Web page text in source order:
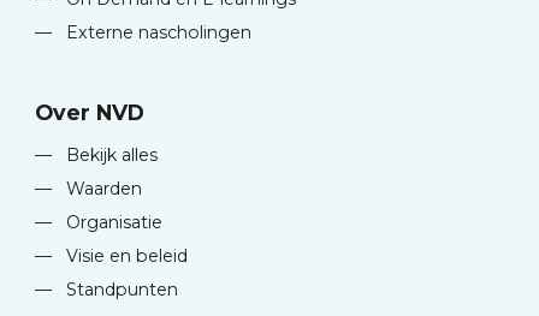
—
Externe nascholingen
Over NVD
—
Bekijk alles
—
Waarden
—
Organisatie
—
Visie en beleid
—
Standpunten